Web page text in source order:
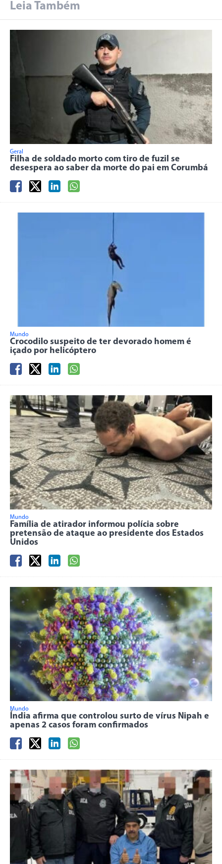
Leia Também
Geral
Filha de soldado morto com tiro de fuzil se
desespera ao saber da morte do pai em Corumbá
Mundo
Crocodilo suspeito de ter devorado homem é
içado por helicóptero
Mundo
Família de atirador informou polícia sobre
pretensão de ataque ao presidente dos Estados
Unidos
Mundo
Índia afirma que controlou surto de vírus Nipah e
apenas 2 casos foram confirmados